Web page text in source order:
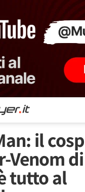
il
Venom di
tutto al